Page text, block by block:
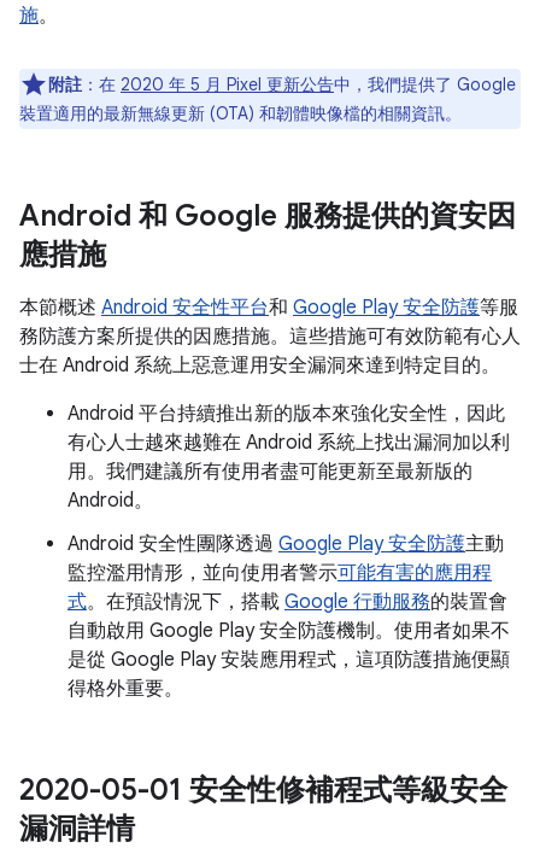
施。
附註 ：在 2020 年 5 月 Pixel 更新公告中，我們提供了 Google
裝置適用的最新無線更新 (OTA) 和韌體映像檔的相關資訊。
Android 和 Google 服務提供的資安因
應措施
本節概述 Android 安全性平台和 Google Play 安全防護等服
務防護方案所提供的因應措施。這些措施可有效防範有心人
士在 Android 系統上惡意運用安全漏洞來達到特定目的。
Android 平台持續推出新的版本來強化安全性，因此
有心人士越來越難在 Android 系統上找出漏洞加以利
用。我們建議所有使用者盡可能更新至最新版的
Android。
Android 安全性團隊透過 Google Play 安全防護主動
監控濫用情形，並向使用者警示可能有害的應用程
式。在預設情況下，搭載 Google 行動服務的裝置會
自動啟用 Google Play 安全防護機制。使用者如果不
是從 Google Play 安裝應用程式，這項防護措施便顯
得格外重要。
2020-05-01 安全性修補程式等級安全
漏洞詳情